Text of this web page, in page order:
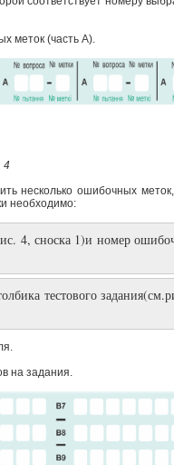
меток (часть А).
4
несколько ошибочных
необходимо:
4, сноска 1)и номер
тестового
на задания.